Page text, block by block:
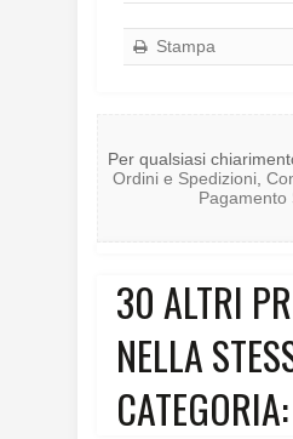
Stampa
Per qualsiasi
Ordini e Spedizioni,
Pagamento
30 ALTRI
NELLA
CATEGORIA: